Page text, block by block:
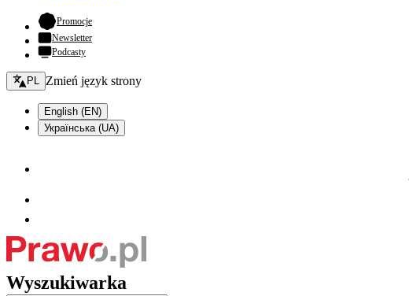
Promocje- otwiera się w nowej karcie
Newsletter
Podcasty
Zmień język - bieżący:
PL Zmień język strony
English (EN)
Українська (UA)
Wyszukiwarka